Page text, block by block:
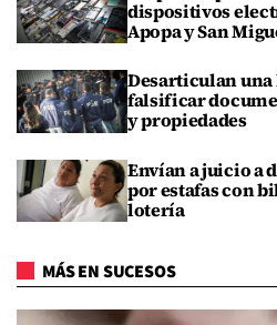
dispositivos
Apopa y San
Desarticulan una
falsificar
y propiedades
Envían a juicio a
por estafas con
lotería
MÁS EN SUCESOS